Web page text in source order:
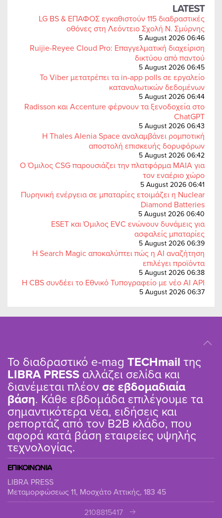
LATEST
LG BS & ΕΠΑΦΟΣ εγκαθιστούν 115 διαδραστικές
οθόνες στη Λεόντειο Σχολή Ν. Σμύρνης
5 August 2026 06:46
Ruijie-Reyee Cloud Pro: Επαγγελματική διαχείριση
δικτύου από παντού
5 August 2026 06:45
Το Viber μετατρέπει τα in-app polls σε εργαλείο
καταναλωτικών δεδομένων
5 August 2026 06:44
Radisson και Accenture φέρνουν τα ξενοδοχεία στο
ChatGPT
5 August 2026 06:43
Η Thales Alenia Space αναλαμβάνει ρομποτική
αποστολή επισκευής δορυφόρων
5 August 2026 06:42
Ο Όμιλος CSG παρουσιάζει την πλατφόρμα MAIA για
τον εναέριο χώρο
5 August 2026 06:41
Πυρηνική ενέργεια σε μπαταρίες ετοιμάζει η Nuclear
Diamond Batteries
5 August 2026 06:40
ESET και Όμιλος EVC ενώνουν δυνάμεις για
ασφαλείς μπαταρίες
5 August 2026 06:39
Η Search Magic αποκαλύπτει πώς η AI αναζήτηση
επιλέγει προϊόντα
5 August 2026 06:38
Η CBS συνδέει το Εθνικό Τυπογραφείο με νέο AI API
5 August 2026 06:37
Το διαδραστικό e-mag TΕCHmail της
LIBRA PRESS αλλάζει σελίδα και
διανέμεται πλέον σε εβδομαδιαία
βάση. Κάθε εβδομάδα επιλέγουμε τα
σημαντικότερα νέα, ειδήσεις και
ρεπορτάζ από τον B2B κλάδο, που
αφορά κατά βάση εταιρείες υψηλής
τεχνολογίας.
ΕΠΙΚΟΙΝΩΝΙΑ
LIBRA PRESS
Μεταμορφώσεως 11, Μοσχάτο Αττικής, 183 45
2108815417